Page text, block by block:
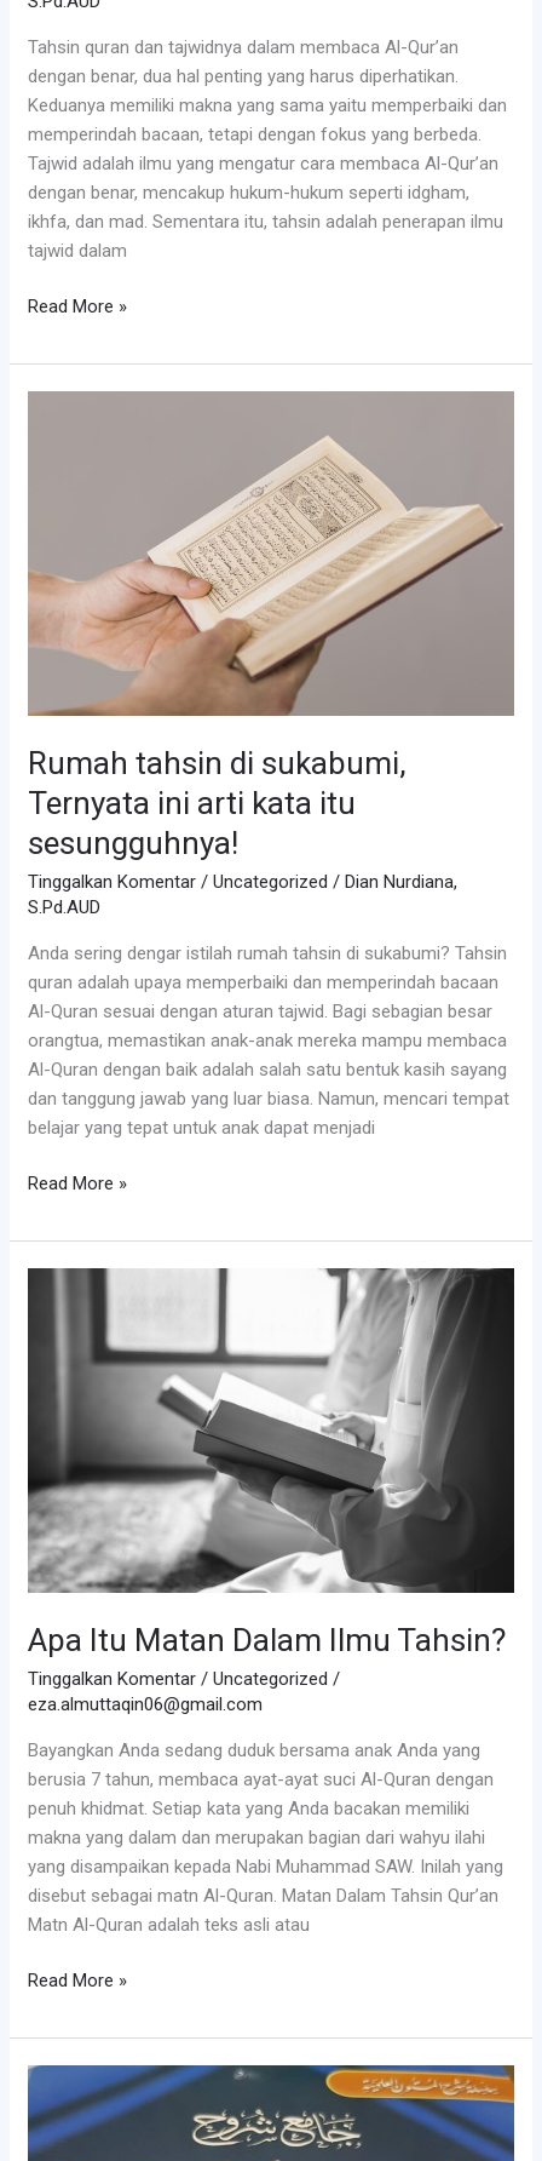
Tahsin quran dan tajwidnya dalam membaca Al-Qur’an
dengan benar, dua hal penting yang harus diperhatikan.
Keduanya memiliki makna yang sama yaitu memperbaiki dan
memperindah bacaan, tetapi dengan fokus yang berbeda.
Tajwid adalah ilmu yang mengatur cara membaca Al-Qur’an
dengan benar, mencakup hukum-hukum seperti idgham,
ikhfa, dan mad. Sementara itu, tahsin adalah penerapan ilmu
tajwid dalam
Tahsin
&
Tajwid,
Read More »
Rumah tahsin di sukabumi,
Ternyata ini arti kata itu
sesungguhnya!
Tinggalkan Komentar /Uncategorized /Dian Nurdiana,
S.Pd.AUD
Anda sering dengar istilah rumah tahsin di sukabumi? Tahsin
quran adalah upaya memperbaiki dan memperindah bacaan
Al-Quran sesuai dengan aturan tajwid. Bagi sebagian besar
orangtua, memastikan anak-anak mereka mampu membaca
Al-Quran dengan baik adalah salah satu bentuk kasih sayang
dan tanggung jawab yang luar biasa. Namun, mencari tempat
belajar yang tepat untuk anak dapat menjadi
Rumah
di
sukabumi,
Read More »
Apa Itu Matan Dalam Ilmu Tahsin?
Tinggalkan Komentar /Uncategorized /
eza.almuttaqin06@gmail.com
Bayangkan Anda sedang duduk bersama anak Anda yang
berusia 7 tahun, membaca ayat-ayat suci Al-Quran dengan
penuh khidmat. Setiap kata yang Anda bacakan memiliki
makna yang dalam dan merupakan bagian dari wahyu ilahi
yang disampaikan kepada Nabi Muhammad SAW. Inilah yang
disebut sebagai matn Al-Quran. Matan Dalam Tahsin Qur’an
Matn Al-Quran adalah teks asli atau
Apa
Matan
Dalam
Tahsin?
Read More »